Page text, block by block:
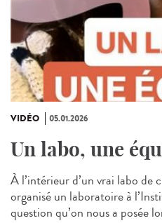
VIDÉO 05.01.2026
Un labo, une
À l’intérieur d’un vrai labo de
organisé un laboratoire à
question qu’on nous a posée